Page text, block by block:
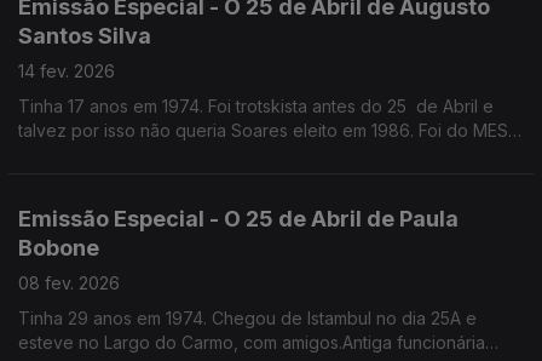
Emissão Especial - O 25 de Abril de Augusto
Santos Silva
14 fev. 2026
Tinha 17 anos em 1974. Foi trotskista antes do 25 de Abril e
talvez por isso não queria Soares eleito em 1986. Foi do MES,
Emissão Especial - O 25 de Abril de Paula
Bobone
08 fev. 2026
Tinha 29 anos em 1974. Chegou de Istambul no dia 25A e
esteve no Largo do Carmo, com amigos.Antiga funcionária